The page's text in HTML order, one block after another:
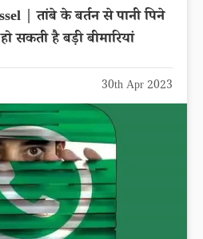
| तांबे के बर्तन से पानी पिने
सकती है बड़ी बीमारियां
30th Apr 2023